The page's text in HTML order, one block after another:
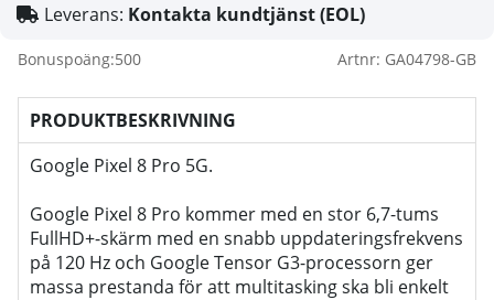
Leverans: Kontakta kundtjänst (EOL)
Bonuspoäng:500 Artnr: GA04798-GB
PRODUKTBESKRIVNING
Google Pixel 8 Pro 5G.
Google Pixel 8 Pro kommer med en stor 6,7-tums
FullHD+-skärm med en snabb uppdateringsfrekvens
på 120 Hz och Google Tensor G3-processorn ger
massa prestanda för att multitasking ska bli enkelt